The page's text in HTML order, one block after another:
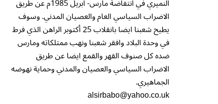
الاضراب السياسي العام والعصيان المدني. وسوف
يطيح شعبنا ايضا بانقلاب 25 أكتوبر الراهن الذي فرط
في وحدة البلاد وافقر شعبنا ونهب ممتلكاته ومارس
ضده كل صنوف القهر والقمع ايضا عن طريق
الاضراب السياسي والعصيان والمدني وحماية نهوضه
الجماهيري.
alsirbabo@yahoo.co.uk